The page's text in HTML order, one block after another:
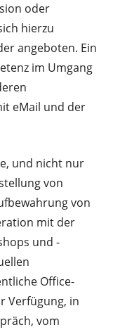
oder
hierzu
angeboten. Ein
im Umgang
eMail und der
und nicht nur
von
von
mit der
und -
Office-
Verfügung, in
vom